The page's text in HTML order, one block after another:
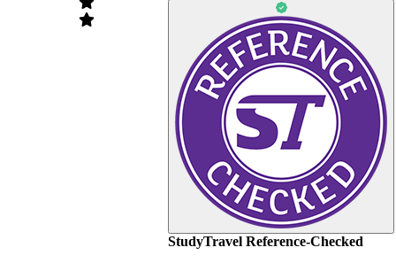
StudyTravel Reference-Checked